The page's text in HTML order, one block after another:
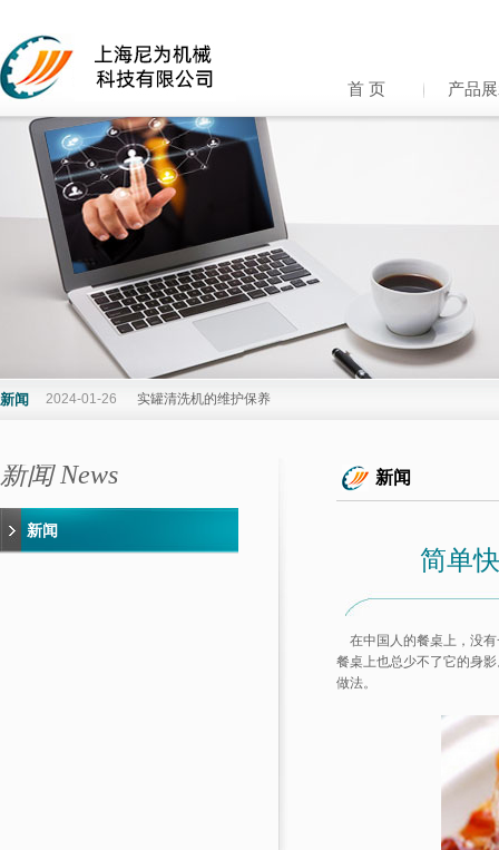
首 页 产品
新闻 2024-01-26 实罐清洗机的维护保养
新闻 News
新闻
新闻
简单
在中国人的餐桌上，没有
餐桌上也总少不了它的身
做法。